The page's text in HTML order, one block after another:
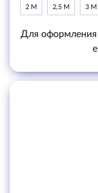
2 М 2,5 М 3 М
Для оформления